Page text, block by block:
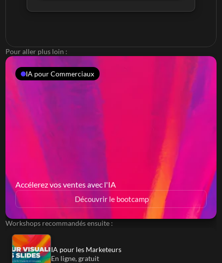
Pour aller plus loin :
IA pour Commerciaux
Accélerez vos ventes avec l'IA
Découvrir le bootcamp
Workshops recommandés ensuite :
IA pour les Marketeurs
En ligne, gratuit